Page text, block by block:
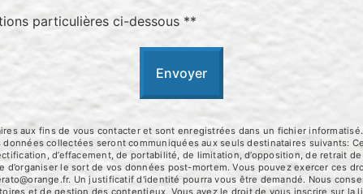
particulières ci-dessous **
Envoyer
aux fins de vous contacter et sont enregistrées dans un fichier
collectées seront communiquées aux seuls destinataires suivants:
d’effacement, de portabilité, de limitation, d’opposition, de retrait
d’organiser le sort de vos données post-mortem. Vous pouvez exercer ces
Un justificatif d'identité pourra vous être demandé. Nous
et de gestion des contentieux. Vous avez le droit de vous inscrire sur